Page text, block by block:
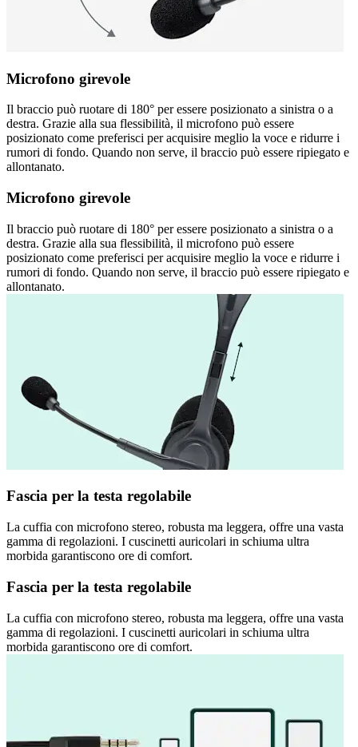
Microfono girevole
Il braccio può ruotare di 180° per essere posizionato a sinistra o a
destra. Grazie alla sua flessibilità, il microfono può essere
posizionato come preferisci per acquisire meglio la voce e ridurre i
rumori di fondo. Quando non serve, il braccio può essere ripiegato e
allontanato.
Microfono girevole
Il braccio può ruotare di 180° per essere posizionato a sinistra o a
destra. Grazie alla sua flessibilità, il microfono può essere
posizionato come preferisci per acquisire meglio la voce e ridurre i
rumori di fondo. Quando non serve, il braccio può essere ripiegato e
allontanato.
Fascia per la testa regolabile
La cuffia con microfono stereo, robusta ma leggera, offre una vasta
gamma di regolazioni. I cuscinetti auricolari in schiuma ultra
morbida garantiscono ore di comfort.
Fascia per la testa regolabile
La cuffia con microfono stereo, robusta ma leggera, offre una vasta
gamma di regolazioni. I cuscinetti auricolari in schiuma ultra
morbida garantiscono ore di comfort.